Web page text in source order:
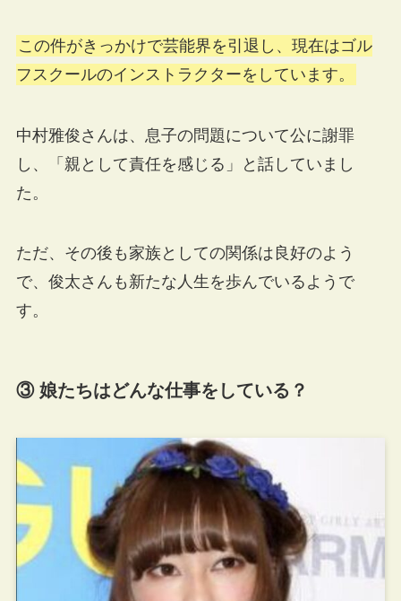
この件がきっかけで芸能界を引退し、現在はゴル
フスクールのインストラクターをしています。
中村雅俊さんは、息子の問題について公に謝罪
し、「親として責任を感じる」と話していまし
た。
ただ、その後も家族としての関係は良好のよう
で、俊太さんも新たな人生を歩んでいるようで
す。
③ 娘たちはどんな仕事をしている？